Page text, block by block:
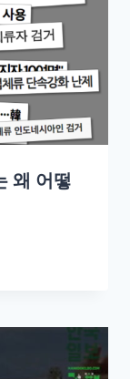
왜 어떻